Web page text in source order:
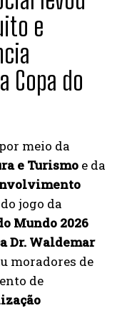
e
Copa do
meio da
e Turismo e da
jogo da
Mundo 2026
Dr. Waldemar
moradores de
de